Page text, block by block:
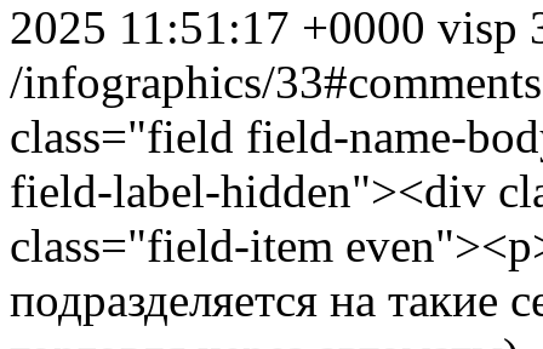
2025 11:51:17 +0000 visp
/infographics/33#comments
class="field field-name-
field-label-hidden"><div
class="field-item
подразделяется на такие